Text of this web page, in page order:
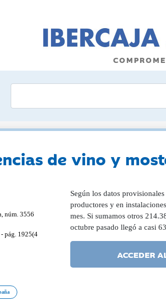
de vino y
núm. 3556
pág. 1925(4
Según los datos
productores y en
mes. Si sumamos otros
octubre pasado llegó a casi
ACCEDER